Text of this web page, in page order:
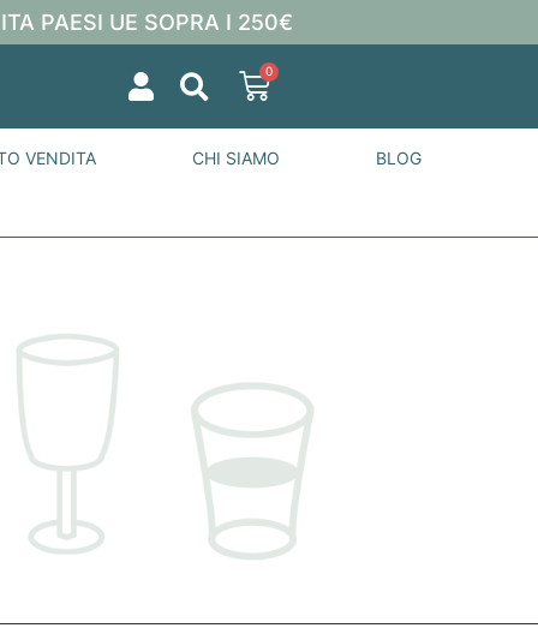
PAESI UE SOPRA I 250€
0
VENDITA CHI SIAMO BLOG